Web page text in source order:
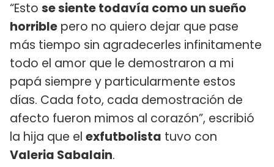
“Esto se siente todavía como un sueño
horrible pero no quiero dejar que pase
más tiempo sin agradecerles infinitamente
todo el amor que le demostraron a mi
papá siempre y particularmente estos
días. Cada foto, cada demostración de
afecto fueron mimos al corazón”, escribió
la hija que el exfutbolista tuvo con
Valeria Sabalain.